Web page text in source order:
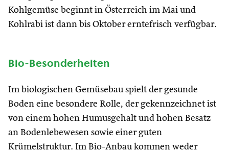
Kohlgemüse beginnt in Österreich im Mai und
Kohlrabi ist dann bis Oktober erntefrisch verfügbar.
Bio-Besonderheiten
Im biologischen Gemüsebau spielt der gesunde
Boden eine besondere Rolle, der gekennzeichnet ist
von einem hohen Humusgehalt und hohen Besatz
an Bodenlebewesen sowie einer guten
Krümelstruktur. Im Bio-Anbau kommen weder